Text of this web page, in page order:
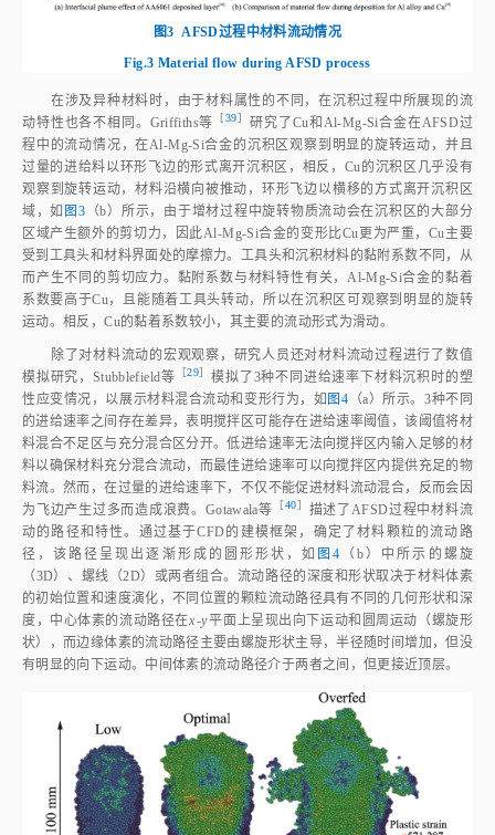
图3 AFSD过程中材料流动情况
Fig.3 Material flow during AFSD process
在涉及异种材料时，由于材料属性的不同，在沉积过程中所展现的流
动特性也各不相同。Griffiths等 ［39］研究了Cu和Al‑Mg‑Si合金在AFSD过
程中的流动情况，在Al‑Mg‑Si合金的沉积区观察到明显的旋转运动，并且
过量的进给料以环形飞边的形式离开沉积区，相反，Cu的沉积区几乎没有
观察到旋转运动，材料沿横向被推动，环形飞边以横移的方式离开沉积区
域，如 图3 （b）所示，由于增材过程中旋转物质流动会在沉积区的大部分
区域产生额外的剪切力，因此Al‑Mg‑Si合金的变形比Cu更为严重，Cu主要
受到工具头和材料界面处的摩擦力。工具头和沉积材料的黏附系数不同，从
而产生不同的剪切应力。黏附系数与材料特性有关，Al‑Mg‑Si合金的黏着
系数要高于Cu，且能随着工具头转动，所以在沉积区可观察到明显的旋转
运动。相反，Cu的黏着系数较小，其主要的流动形式为滑动。
除了对材料流动的宏观观察，研究人员还对材料流动过程进行了数值
模拟研究，Stubblefield等 ［29］模拟了3种不同进给速率下材料沉积时的塑
性应变情况，以展示材料混合流动和变形行为，如 图4 （a）所示。3种不同
的进给速率之间存在差异，表明搅拌区可能存在进给速率阈值，该阈值将材
料混合不足区与充分混合区分开。低进给速率无法向搅拌区内输入足够的材
料以确保材料充分混合流动，而最佳进给速率可以向搅拌区内提供充足的物
料流。然而，在过量的进给速率下，不仅不能促进材料流动混合，反而会因
为飞边产生过多而造成浪费。Gotawala等 ［40］ 描述了AFSD过程中材料流
动的路径和特性。通过基于CFD的建模框架，确定了材料颗粒的流动路
径，该路径呈现出逐渐形成的圆形形状，如 图4 （b）中所示的螺旋
（3D）、螺线（2D）或两者组合。流动路径的深度和形状取决于材料体素
的初始位置和速度演化，不同位置的颗粒流动路径具有不同的几何形状和深
度，中心体素的流动路径在x‑y平面上呈现出向下运动和圆周运动（螺旋形
状），而边缘体素的流动路径主要由螺旋形状主导，半径随时间增加，但没
有明显的向下运动。中间体素的流动路径介于两者之间，但更接近顶层。